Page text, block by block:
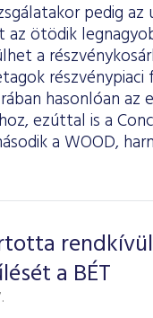
pedig az
az ötödik
a
részvénypiaci
hasonlóan az
ezúttal is a
a WOOD,
a BÉT